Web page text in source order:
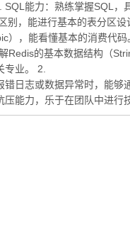
能力：熟练掌握SQL，
别，能进行基本的表分区设
），能看懂基本的消费代码
的基本数据结构（
业。 2.
日志或数据异常时，能够
能力，乐于在团队中进